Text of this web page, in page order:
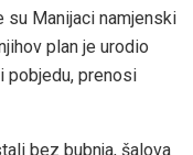
su Manijaci namjenski
plan je urodio
pobjedu, prenosi
bez bubnja, šalova